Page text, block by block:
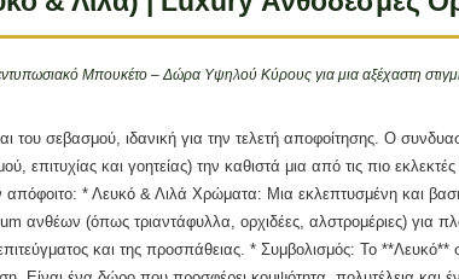
Μπουκέτο – Δώρα Υψηλού Κύρους για μια αξέχαστη
του σεβασμού, ιδανική για την τελετή αποφοίτησης. Ο
και γοητείας) την καθιστά μια από τις πιο
απόφοιτο: * Λευκό & Λιλά Χρώματα: Μια εκλεπτυσμένη και
ανθέων (όπως τριαντάφυλλα, ορχιδέες, αλστρομέριες) για
και της προσπάθειας. * Συμβολισμός: Το **Λευκό**